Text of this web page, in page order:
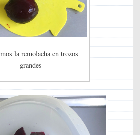
la remolacha en trozos
grandes